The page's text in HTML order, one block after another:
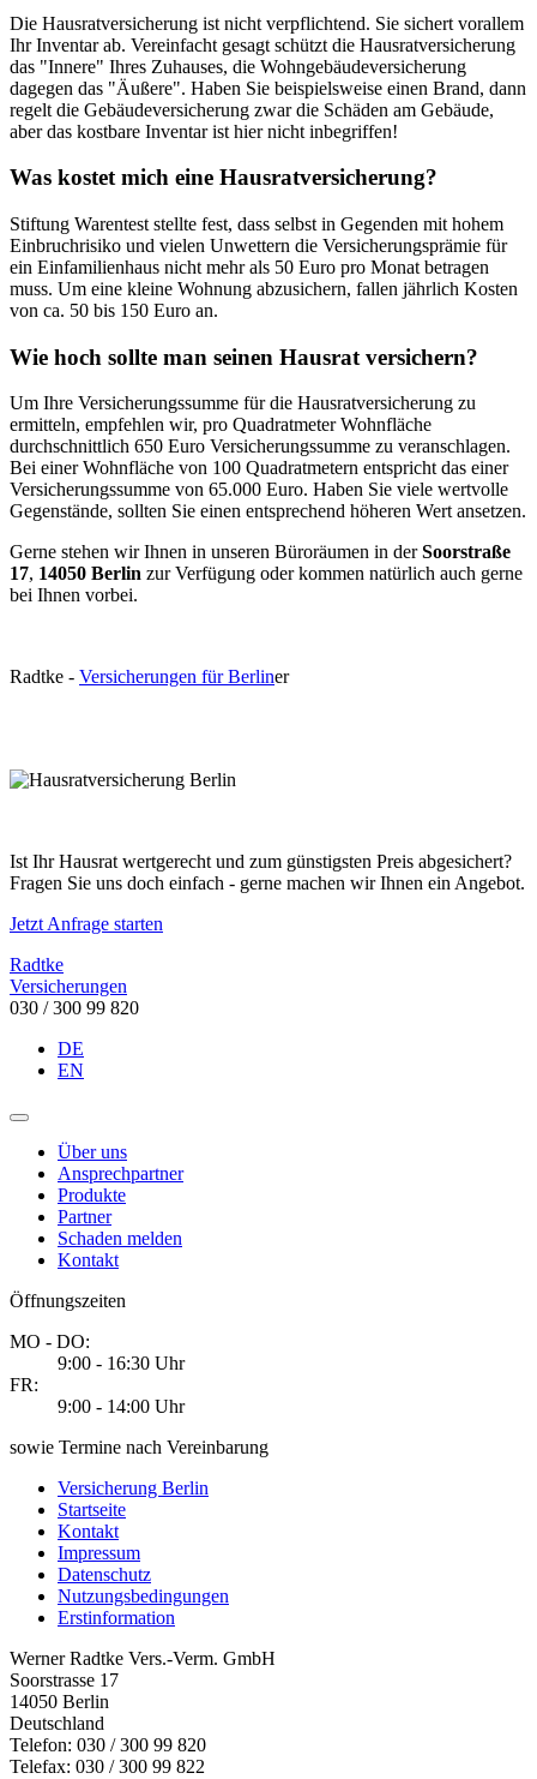
Die Hausratversicherung ist nicht verpflichtend. Sie sichert vorallem
Ihr Inventar ab. Vereinfacht gesagt schützt die Hausratversicherung
das "Innere" Ihres Zuhauses, die Wohngebäudeversicherung
dagegen das "Äußere". Haben Sie beispielsweise einen Brand, dann
regelt die Gebäudeversicherung zwar die Schäden am Gebäude,
aber das kostbare Inventar ist hier nicht inbegriffen!
Was kostet mich eine Hausratversicherung?
Stiftung Warentest stellte fest, dass selbst in Gegenden mit hohem
Einbruchrisiko und vielen Unwettern die Versicherungsprämie für
ein Einfamilienhaus nicht mehr als 50 Euro pro Monat betragen
muss. Um eine kleine Wohnung abzusichern, fallen jährlich Kosten
von ca. 50 bis 150 Euro an.
Wie hoch sollte man seinen Hausrat versichern?
Um Ihre Versicherungssumme für die Hausratversicherung zu
ermitteln, empfehlen wir, pro Quadratmeter Wohnfläche
durchschnittlich 650 Euro Versicherungssumme zu veranschlagen.
Bei einer Wohnfläche von 100 Quadratmetern entspricht das einer
Versicherungssumme von 65.000 Euro. Haben Sie viele wertvolle
Gegenstände, sollten Sie einen entsprechend höheren Wert ansetzen.
Gerne stehen wir Ihnen in unseren Büroräumen in derSoorstraße
17, 14050 Berlin zur Verfügung oder kommen natürlich auch gerne
bei Ihnen vorbei.
Radtke - Versicherungen für Berliner
Ist Ihr Hausrat wertgerecht und zum günstigsten Preis abgesichert?
Fragen Sie uns doch einfach - gerne machen wir Ihnen ein Angebot.
Jetzt Anfrage starten
Radtke
Versicherungen
030 / 300 99 820
DE
EN
Über uns
Ansprechpartner
Produkte
Partner
Schaden melden
Kontakt
Öffnungszeiten
MO - DO:
9:00 - 16:30 Uhr
FR:
9:00 - 14:00 Uhr
sowie Termine nach Vereinbarung
Versicherung Berlin
Startseite
Kontakt
Impressum
Datenschutz
Nutzungsbedingungen
Erstinformation
Werner Radtke Vers.-Verm. GmbH
Soorstrasse 17
14050 Berlin
Deutschland
Telefon: 030 / 300 99 820
Telefax: 030 / 300 99 822